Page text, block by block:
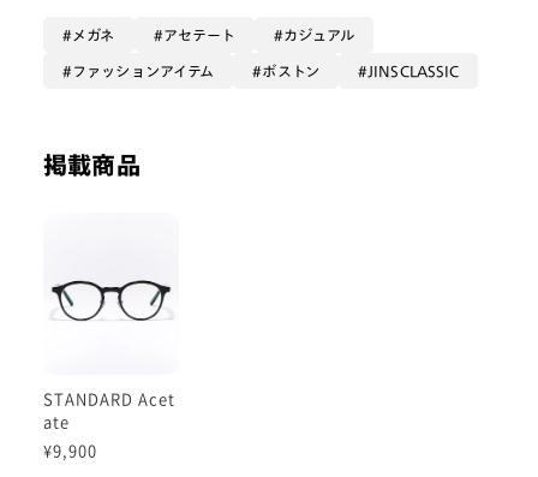
リラックスシルエットのスタイルに合わせてほんのり個
性と上品さをプラス。
他の人とはちょっと違うメガネをお探しのあなたに、ぜ
メガネ アセテート カジュアル
ファッションアイテム ボストン JINSCLASSIC
掲載商品
STANDARD Acet
ate
¥9,900